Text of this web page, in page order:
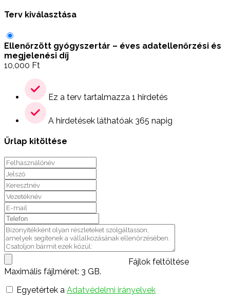
Terv kiválasztása
Ellenőrzött gyógyszertár – éves adatellenőrzési és
megjelenési díj
10,000 Ft
Ez a terv tartalmazza 1 hirdetés
A hirdetések láthatóak 365 napig
Űrlap kitöltése
Fájlok feltöltése
Maximális fájlméret: 3 GB.
Egyetértek a Adatvédelmi irányelvek